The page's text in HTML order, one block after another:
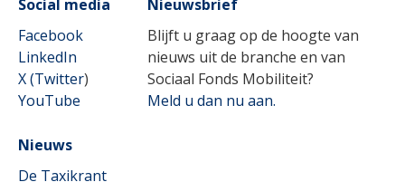
Social media
Facebook
LinkedIn
X (Twitter)
YouTube
Nieuws
De Taxikrant
Nieuwsbrief
Blijft u graag op de hoogte van
nieuws uit de branche en van
Sociaal Fonds Mobiliteit?
Meld u dan nu aan.